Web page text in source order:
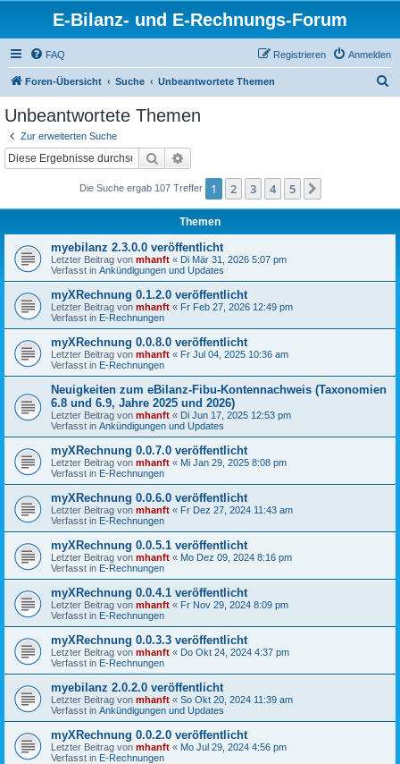
E-Bilanz- und E-Rechnungs-Forum
FAQ Anmelden
Registrieren
Foren-Übersicht Suche Unbeantwortete Themen
Unbeantwortete Themen
Zur erweiterten Suche
Suche
Die Suche ergab 107 Treffer 1 2 3 4 5
Themen
myebilanz 2.3.0.0 veröffentlicht
Letzter Beitrag von mhanft « Di Mär 31, 2026 5:07 pm
Verfasst in Ankündigungen und Updates
myXRechnung 0.1.2.0 veröffentlicht
Letzter Beitrag von mhanft « Fr Feb 27, 2026 12:49 pm
Verfasst in E-Rechnungen
myXRechnung 0.0.8.0 veröffentlicht
Letzter Beitrag von mhanft « Fr Jul 04, 2025 10:36 am
Verfasst in E-Rechnungen
Neuigkeiten zum eBilanz-Fibu-Kontennachweis (Taxonomien
6.8 und 6.9, Jahre 2025 und 2026)
Letzter Beitrag von mhanft « Di Jun 17, 2025 12:53 pm
Verfasst in Ankündigungen und Updates
myXRechnung 0.0.7.0 veröffentlicht
Letzter Beitrag von mhanft « Mi Jan 29, 2025 8:08 pm
Verfasst in E-Rechnungen
myXRechnung 0.0.6.0 veröffentlicht
Letzter Beitrag von mhanft « Fr Dez 27, 2024 11:43 am
Verfasst in E-Rechnungen
myXRechnung 0.0.5.1 veröffentlicht
Letzter Beitrag von mhanft « Mo Dez 09, 2024 8:16 pm
Verfasst in E-Rechnungen
myXRechnung 0.0.4.1 veröffentlicht
Letzter Beitrag von mhanft « Fr Nov 29, 2024 8:09 pm
Verfasst in E-Rechnungen
myXRechnung 0.0.3.3 veröffentlicht
Letzter Beitrag von mhanft « Do Okt 24, 2024 4:37 pm
Verfasst in E-Rechnungen
myebilanz 2.0.2.0 veröffentlicht
Letzter Beitrag von mhanft « So Okt 20, 2024 11:39 am
Verfasst in Ankündigungen und Updates
myXRechnung 0.0.2.0 veröffentlicht
Letzter Beitrag von mhanft « Mo Jul 29, 2024 4:56 pm
Verfasst in E-Rechnungen